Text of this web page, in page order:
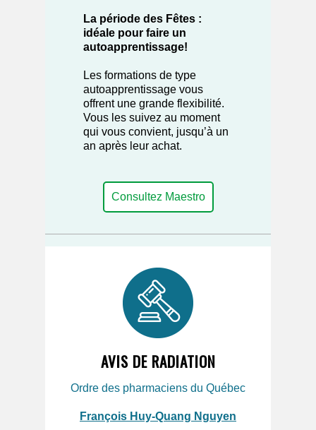
La période des Fêtes :
idéale pour faire un
autoapprentissage!
Les formations de type
autoapprentissage vous
offrent une grande flexibilité.
Vous les suivez au moment
qui vous convient, jusqu’à un
an après leur achat.
Consultez Maestro
AVIS DE RADIATION
Ordre des pharmaciens du Québec
François Huy-Quang Nguyen